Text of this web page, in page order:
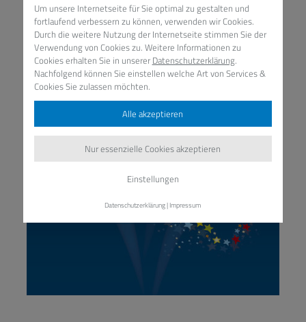
Känguru der Mathematik
Um unsere Internetseite für Sie optimal zu gestalten und
fortlaufend verbessern zu können, verwenden wir Cookies.
Durch die weitere Nutzung der Internetseite stimmen Sie der
Verwendung von Cookies zu. Weitere Informationen zu
Cookies erhalten Sie in unserer Datenschutzerklärung.
Nachfolgend können Sie einstellen welche Art von Services &
Cookies Sie zulassen möchten.
Alle akzeptieren
Nur essenzielle Cookies akzeptieren
Einstellungen
Datenschutzerklärung|Impressum